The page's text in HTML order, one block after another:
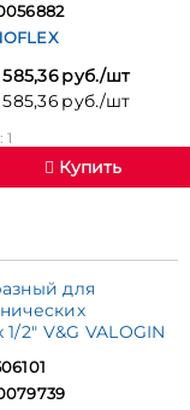
585,36 руб./шт
585,36 руб./шт
Купить
для
2" V&G VALOGIN